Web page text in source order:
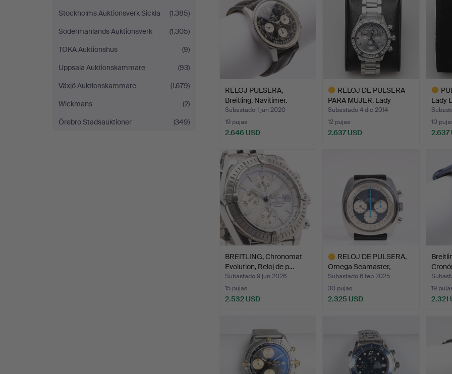
Stockholms Auktionsverk Sickla
(1.385)
Södermanlands Auktionsverk
(1.305)
TOKA Auktionshus
(9)
Uppsala Auktionskammare
(93)
Växjö Auktionskammare
(1.679)
Wickmans
(2)
Örebro Stadsauktioner
(349)
RELOJ PULSERA,
Breitling, Navitimer.
Subastado 1 jun 2020
19 pujas
2.646 USD
RELOJ DE PULSERA
PARA MUJER. Lady
Extreme,…
Subastado 4 dic 2014
12 pujas
2.637 USD
Lady
10
2.637
BREITLING, Chronomat
Evolution, Reloj de p…
Subastado 9 jun 2026
15 pujas
2.532 USD
RELOJ DE PULSERA,
Omega Seamaster,
cronógr…
Subastado 6 feb 2025
30 pujas
2.325 USD
19
2.321